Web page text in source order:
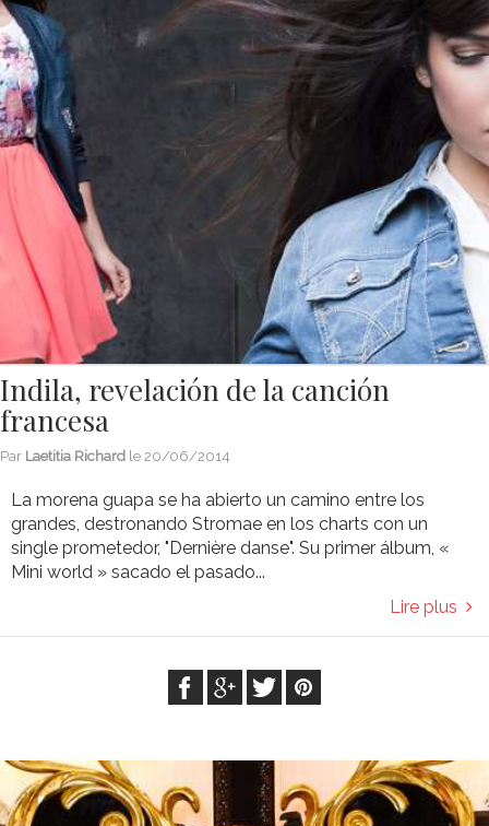
Indila, revelación de la canción
francesa
Par Laetitia Richard le 20/06/2014
La morena guapa se ha abierto un camino entre los
grandes, destronando Stromae en los charts con un
single prometedor, "Dernière danse". Su primer álbum, «
Mini world » sacado el pasado...
Lire plus